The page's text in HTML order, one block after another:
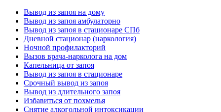
Вывод из запоя на дому
Вывод из запоя амбулаторно
Вывод из запоя в стационаре СПб
Дневной стационар (наркология)
Ночной профилакторий
Вызов врача-нарколога на дом
Капельница от запоя
Вывод из запоя в стационаре
Срочный вывод из запоя
Вывод из длительного запоя
Избавиться от похмелья
Снятие алкогольной интоксикации